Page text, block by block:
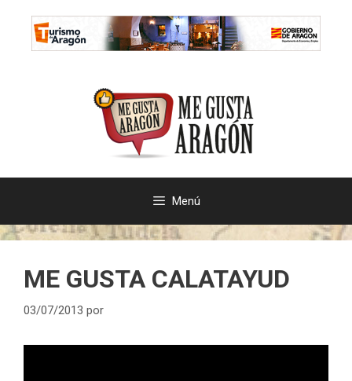
contenido
Menú
ME GUSTA CALATAYUD
03/07/2013 por